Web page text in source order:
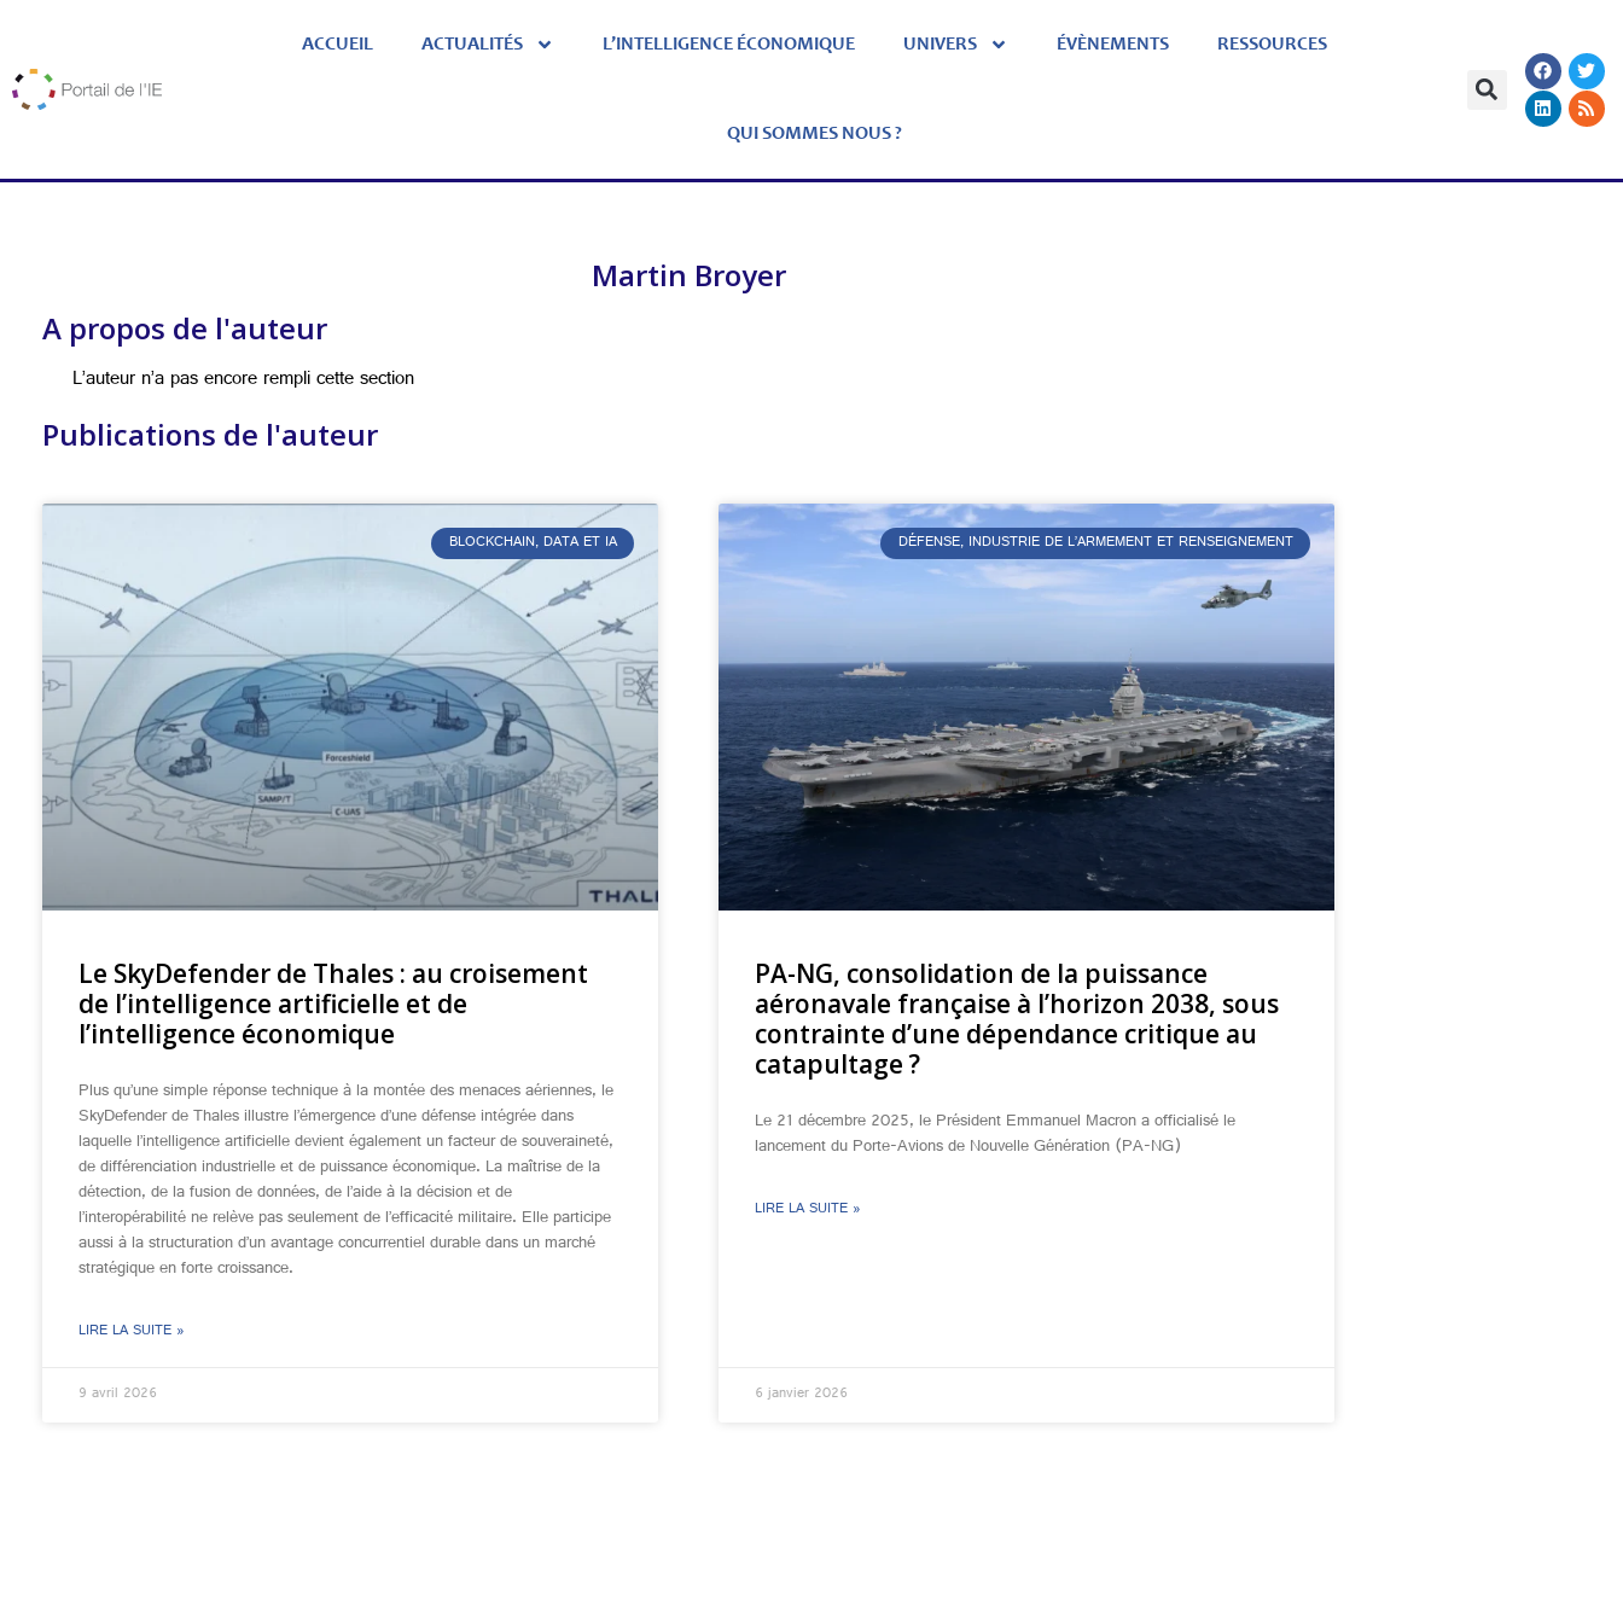
ACCUEIL ACTUALITÉS L’INTELLIGENCE ÉCONOMIQUE UNIVERS ÉVÈNEMENTS RESSOURCES
QUI SOMMES NOUS ?
Martin Broyer
A propos de l'auteur
L’auteur n’a pas encore rempli cette section
Publications de l'auteur
BLOCKCHAIN, DATA ET IA
Le SkyDefender de Thales : au croisement
de l’intelligence artificielle et de
l’intelligence économique
Plus qu’une simple réponse technique à la montée des menaces aériennes, le
SkyDefender de Thales illustre l’émergence d’une défense intégrée dans
laquelle l’intelligence artificielle devient également un facteur de souveraineté,
de différenciation industrielle et de puissance économique. La maîtrise de la
détection, de la fusion de données, de l’aide à la décision et de
l’interopérabilité ne relève pas seulement de l’efficacité militaire. Elle participe
aussi à la structuration d’un avantage concurrentiel durable dans un marché
stratégique en forte croissance.
LIRE LA SUITE »
9 avril 2026
DÉFENSE, INDUSTRIE DE L’ARMEMENT ET RENSEIGNEMENT
PA-NG, consolidation de la puissance
aéronavale française à l’horizon 2038, sous
contrainte d’une dépendance critique au
catapultage ?
Le 21 décembre 2025, le Président Emmanuel Macron a officialisé le
lancement du Porte-Avions de Nouvelle Génération (PA-NG)
LIRE LA SUITE »
6 janvier 2026